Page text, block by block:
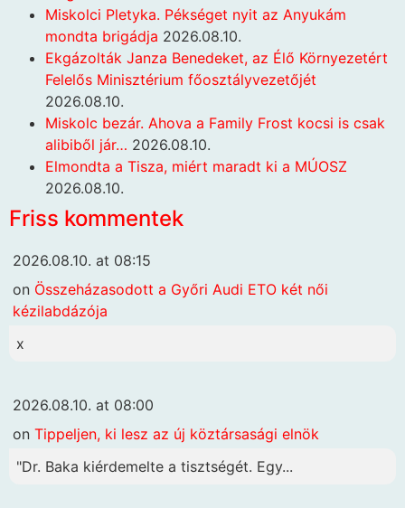
Miskolci Pletyka. Pékséget nyit az Anyukám
mondta brigádja 2026.08.10.
Ekgázolták Janza Benedeket, az Élő Környezetért
Felelős Minisztérium főosztályvezetőjét
2026.08.10.
Miskolc bezár. Ahova a Family Frost kocsi is csak
alibiből jár… 2026.08.10.
Elmondta a Tisza, miért maradt ki a MÚOSZ
2026.08.10.
Friss kommentek
2026.08.10. at 08:15
on Összeházasodott a Győri Audi ETO két női
kézilabdázója
x
2026.08.10. at 08:00
on Tippeljen, ki lesz az új köztársasági elnök
"Dr. Baka kiérdemelte a tisztségét. Egy...